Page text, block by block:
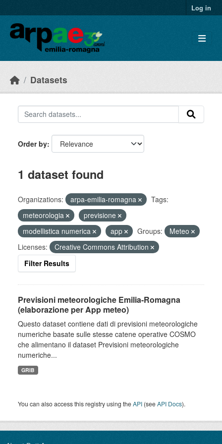
Log in
Datasets
Order by
1 dataset found
Organizations: arpa-emilia-romagna
Tags:
meteorologia
previsione
modellistica numerica
app Groups:
Meteo
Licenses:
Creative Commons Attribution
Filter Results
Previsioni meteorologiche Emilia-Romagna
(elaborazione per App meteo)
Questo dataset contiene dati di previsioni meteorologiche
numeriche basate sulle stesse catene operative COSMO
che alimentano il dataset Previsioni meteorologiche
numeriche...
GRIB
You can also access this registry using theAPI (seeAPI Docs).